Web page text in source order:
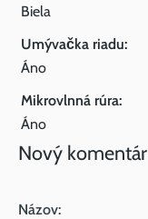
Biela
Umývačka riadu:
Áno
Mikrovlnná rúra:
Áno
Nový komentár
Názov: